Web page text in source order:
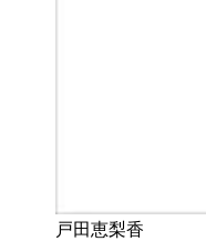
戸田恵梨香